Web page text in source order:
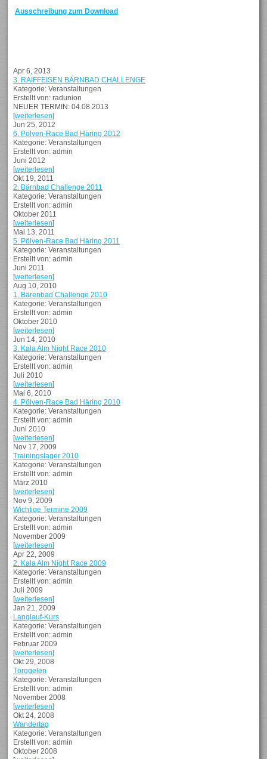
Ausschreibung zum Download
Apr 6, 2013
3. RAIFFEISEN BÄRNBAD CHALLENGE
Kategorie: Veranstaltungen
Erstellt von: radunion
NEUER TERMIN: 04.08.2013
[weiterlesen]
Jun 25, 2012
6. Pölven-Race Bad Häring 2012
Kategorie: Veranstaltungen
Erstellt von: admin
Juni 2012
[weiterlesen]
Okt 19, 2011
2. Bärnbad Challenge 2011
Kategorie: Veranstaltungen
Erstellt von: admin
Oktober 2011
[weiterlesen]
Mai 13, 2011
5. Pölven-Race Bad Häring 2011
Kategorie: Veranstaltungen
Erstellt von: admin
Juni 2011
[weiterlesen]
Aug 10, 2010
1. Bärenbad Challenge 2010
Kategorie: Veranstaltungen
Erstellt von: admin
Oktober 2010
[weiterlesen]
Jun 14, 2010
3. Kala Alm Night Race 2010
Kategorie: Veranstaltungen
Erstellt von: admin
Juli 2010
[weiterlesen]
Mai 6, 2010
4. Pölven-Race Bad Häring 2010
Kategorie: Veranstaltungen
Erstellt von: admin
Juni 2010
[weiterlesen]
Nov 17, 2009
Trainingslager 2010
Kategorie: Veranstaltungen
Erstellt von: admin
März 2010
[weiterlesen]
Nov 9, 2009
Wichtige Termine 2009
Kategorie: Veranstaltungen
Erstellt von: admin
November 2009
[weiterlesen]
Apr 22, 2009
2. Kala Alm Night Race 2009
Kategorie: Veranstaltungen
Erstellt von: admin
Juli 2009
[weiterlesen]
Jan 21, 2009
Langlauf-Kurs
Kategorie: Veranstaltungen
Erstellt von: admin
Februar 2009
[weiterlesen]
Okt 29, 2008
Törggelen
Kategorie: Veranstaltungen
Erstellt von: admin
November 2008
[weiterlesen]
Okt 24, 2008
Wandertag
Kategorie: Veranstaltungen
Erstellt von: admin
Oktober 2008